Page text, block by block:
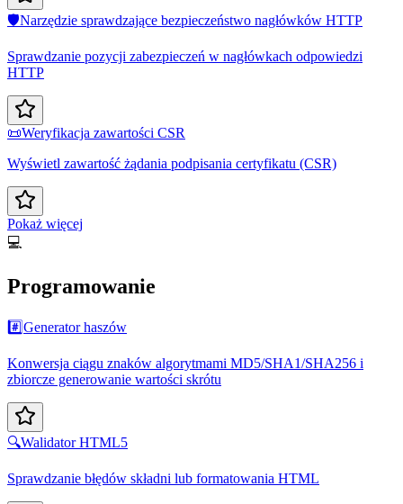
🛡️Narzędzie sprawdzające bezpieczeństwo nagłówków HTTP
Sprawdzanie pozycji zabezpieczeń w nagłówkach odpowiedzi
HTTP
📜Weryfikacja zawartości CSR
Wyświetl zawartość żądania podpisania certyfikatu (CSR)
Pokaż więcej
💻
Programowanie
#️⃣Generator haszów
Konwersja ciągu znaków algorytmami MD5/SHA1/SHA256 i
zbiorcze generowanie wartości skrótu
🔍Walidator HTML5
Sprawdzanie błędów składni lub formatowania HTML